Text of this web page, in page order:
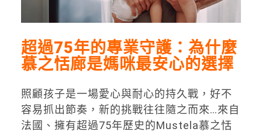
超過75年的專業守護：為什麼
慕之恬廊是媽咪最安心的選擇
照顧孩子是一場愛心與耐心的持久戰，好不
容易抓出節奏，新的挑戰往往隨之而來…來自
法國、擁有超過75年歷史的Mustela慕之恬